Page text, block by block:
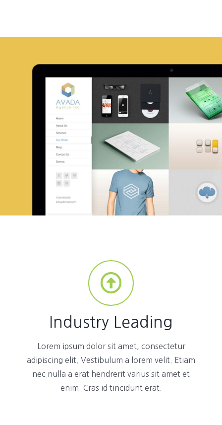
Industry Leading
Lorem ipsum dolor sit amet, consectetur
adipiscing elit. Vestibulum a lorem velit. Etiam
nec nulla a erat hendrerit varius sit amet et
enim. Cras id tincidunt erat.